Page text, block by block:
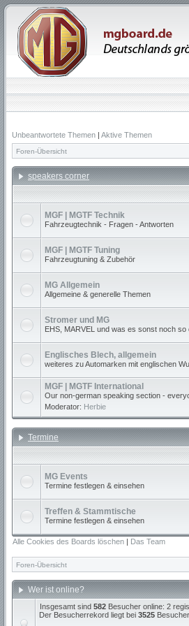
Unbeantwortete Themen | Aktive Themen
Foren-Übersicht
speakers corner
MGF | MGTF Technik
Fahrzeugtechnik - Fragen - Antworten
MGF | MGTF Tuning
Fahrzeugtuning & Zubehör
MG Allgemein
Allgemeine & generelle Themen
Stromer und MG
EHS, MARVEL und was es sonst noch
Englisches Blech, allgemein
weiteres zu Automarken mit englischen
MGF | MGTF International
Our non-german speaking section -
Moderator: Herbie
Termine
MG Events
Termine festlegen & einsehen
Treffen & Stammtische
Termine festlegen & einsehen
Alle Cookies des Boards löschen | Das Team
Foren-Übersicht
Wer ist online?
Insgesamt sind 582 Besucher online: 2
Der Besucherrekord liegt bei 3525